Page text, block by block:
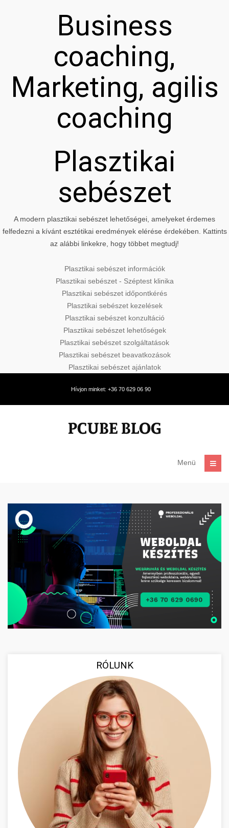
Business
coaching,
Marketing, agilis
coaching
Plasztikai
sebészet
A modern plasztikai sebészet lehetőségei, amelyeket érdemes
felfedezni a kívánt esztétikai eredmények elérése érdekében. Kattints
az alábbi linkekre, hogy többet megtudj!
Plasztikai sebészet információk
Plasztikai sebészet - Széptest klinika
Plasztikai sebészet időpontkérés
Plasztikai sebészet kezelések
Plasztikai sebészet konzultáció
Plasztikai sebészet lehetőségek
Plasztikai sebészet szolgáltatások
Plasztikai sebészet beavatkozások
Plasztikai sebészet ajánlatok
Hívjon minket: +36 70 629 06 90
Menü
RÓLUNK